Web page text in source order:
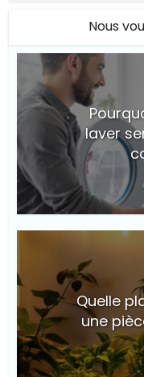
Nous
laver
Quelle
une